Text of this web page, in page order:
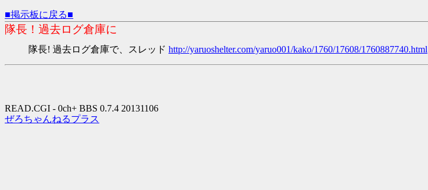
■掲示板に戻る■
隊長！過去ログ倉庫に
隊長! 過去ログ倉庫で、スレッド http://yaruoshelter.com/yaruo001/kako/1760/17608/1760887740.html
READ.CGI - 0ch+ BBS 0.7.4 20131106
ぜろちゃんねるプラス